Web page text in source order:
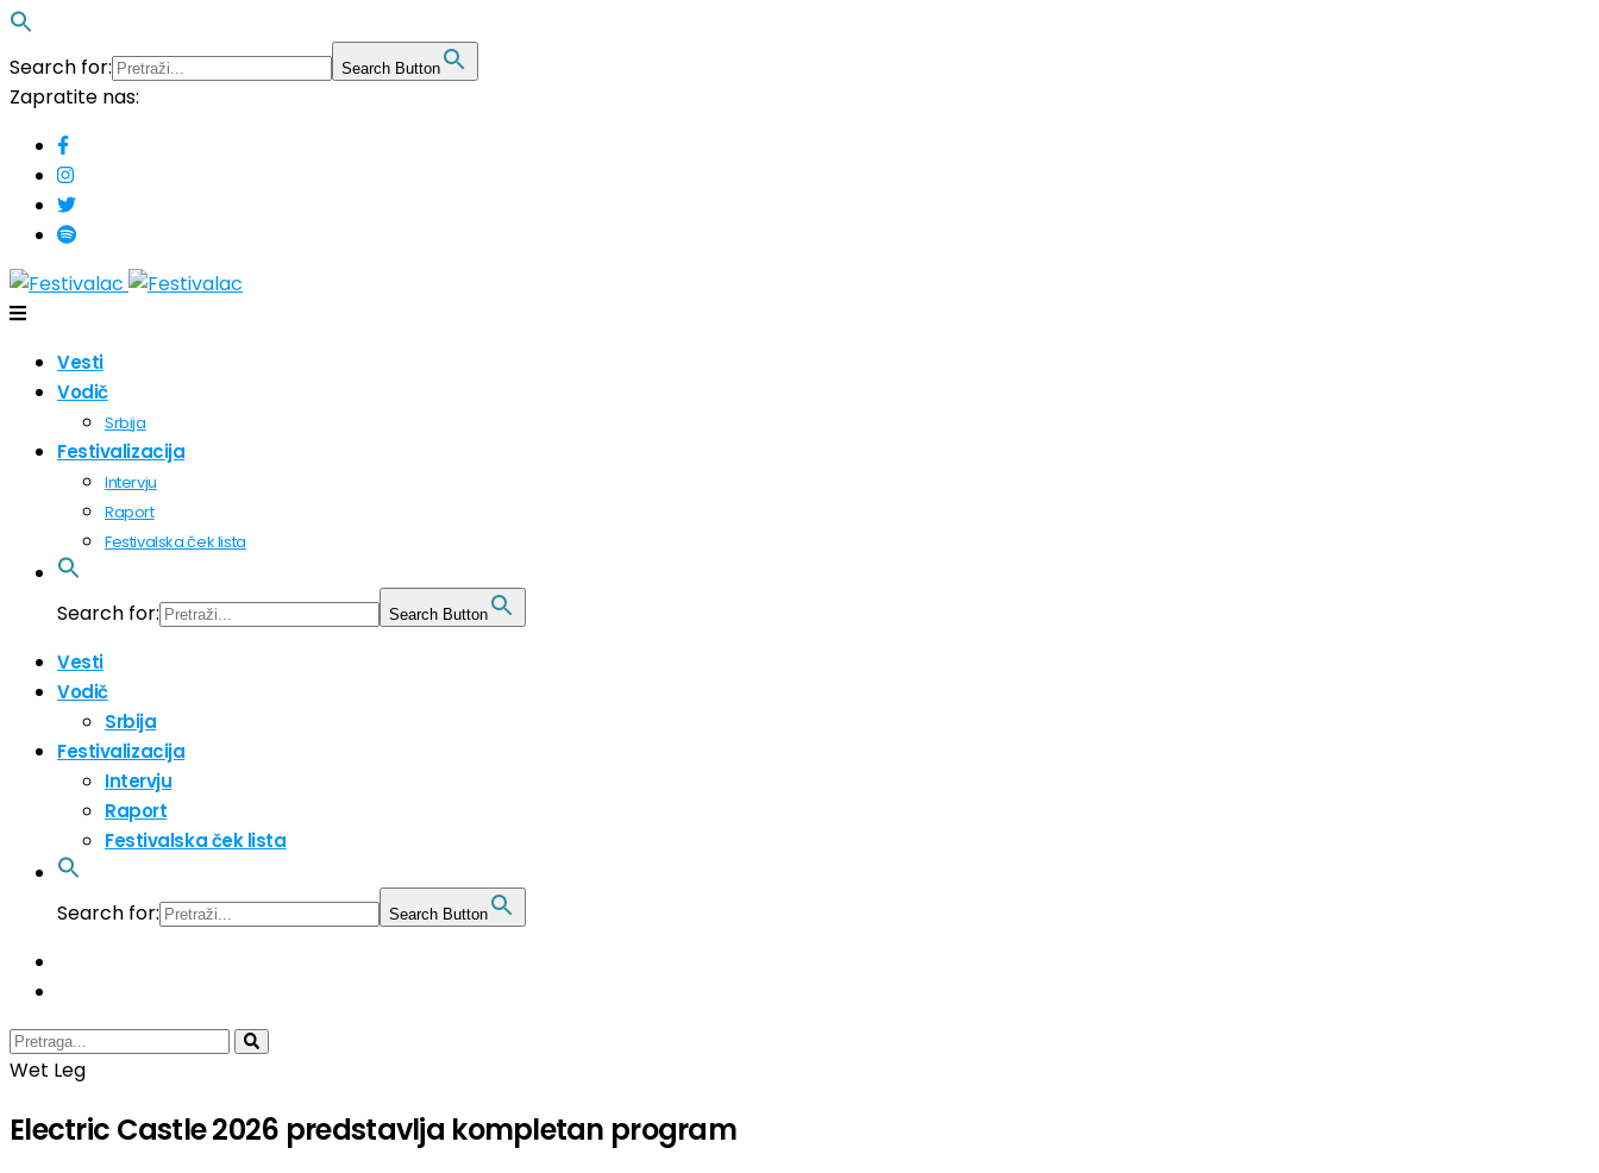
Search for: Search Button
Zapratite nas:
Vesti
Vodič
Srbija
Festivalizacija
Intervju
Raport
Festivalska ček lista
Search for: Search Button
Vesti
Vodič
Srbija
Festivalizacija
Intervju
Raport
Festivalska ček lista
Search for: Search Button
Wet Leg
Electric Castle 2026 predstavlja kompletan program